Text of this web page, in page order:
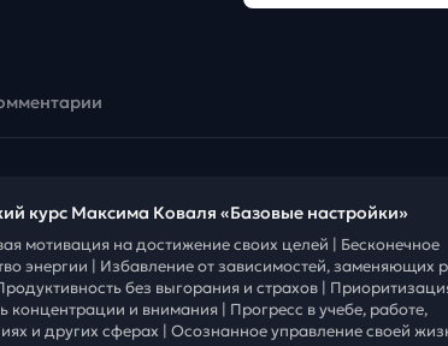
курс Максима Коваля «Базовые настройки»
мотивация на достижение своих целей | Бесконечное
энергии | Избавление от зависимостей, заменяющих
без выгорания и страхов |
концентрации и внимания | Прогресс в учебе, работе,
и других сферах | Осознанное управление своей